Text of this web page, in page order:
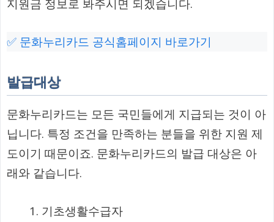
지원금 정보로 봐주시면 되겠습니다.
✅ 문화누리카드 공식홈페이지 바로가기
발급대상
문화누리카드는 모든 국민들에게 지급되는 것이 아
닙니다. 특정 조건을 만족하는 분들을 위한 지원 제
도이기 때문이죠. 문화누리카드의 발급 대상은 아
래와 같습니다.
기초생활수급자